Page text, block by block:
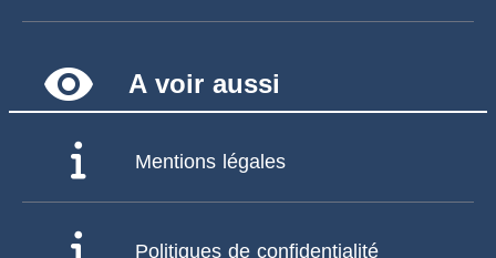
remove_red_eye A voir aussi
Mentions légales
Politiques de confidentialité